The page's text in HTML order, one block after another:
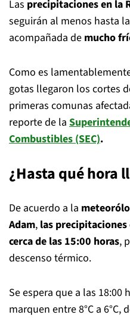
Las precipitaciones en la
seguirán al menos hasta
acompañada de mucho
Como es
gotas llegaron los cortes
primeras comunas
reporte de la
Combustibles (SEC).
¿Hasta qué hora
De acuerdo a la
Adam, las
cerca de las 15:00 horas,
descenso térmico.
Se espera que a las
marquen entre 8°C a